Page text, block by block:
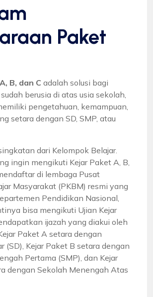
Paket
B, dan C adalah solusi bagi
berusia di atas usia sekolah,
pengetahuan, kemampuan,
setara dengan SD, SMP, atau
dari Kelompok Belajar.
ingin mengikuti Kejar Paket A, B,
di lembaga Pusat
Masyarakat (PKBM) resmi yang
Pendidikan Nasional,
bisa mengikuti Ujian Kejar
ijazah yang diakui oleh
Paket A setara dengan
(SD), Kejar Paket B setara dengan
Pertama (SMP), dan Kejar
dengan Sekolah Menengah Atas